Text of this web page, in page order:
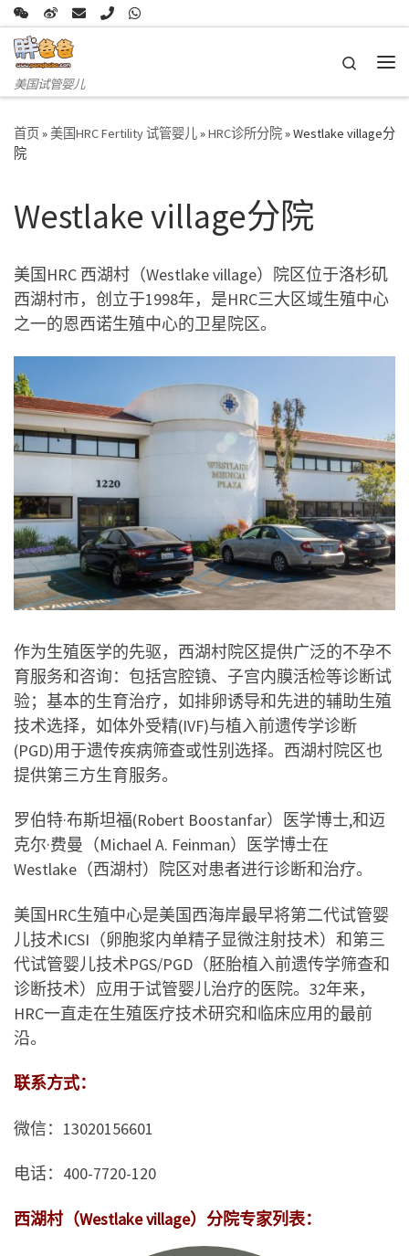
Skip to content
美国试管婴儿
Search
首页»美国HRC Fertility 试管婴儿»HRC诊所分院»Westlake village分
院
Westlake village分院
美国HRC 西湖村（Westlake village）院区位于洛杉矶
西湖村市，创立于1998年，是HRC三大区域生殖中心
之一的恩西诺生殖中心的卫星院区。
作为生殖医学的先驱，西湖村院区提供广泛的不孕不
育服务和咨询：包括宫腔镜、子宫内膜活检等诊断试
验；基本的生育治疗，如排卵诱导和先进的辅助生殖
技术选择，如体外受精(IVF)与植入前遗传学诊断
(PGD)用于遗传疾病筛查或性别选择。西湖村院区也
提供第三方生育服务。
罗伯特·布斯坦福(Robert Boostanfar）医学博士,和迈
克尔·费曼（Michael A. Feinman）医学博士在
Westlake（西湖村）院区对患者进行诊断和治疗。
美国HRC生殖中心是美国西海岸最早将第二代试管婴
儿技术ICSI（卵胞浆内单精子显微注射技术）和第三
代试管婴儿技术PGS/PGD（胚胎植入前遗传学筛查和
诊断技术）应用于试管婴儿治疗的医院。32年来，
HRC一直走在生殖医疗技术研究和临床应用的最前
沿。
联系方式：
微信：13020156601
电话：400-7720-120
西湖村（Westlake village）分院专家列表：